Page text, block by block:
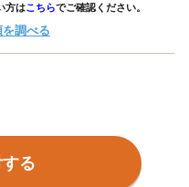
方はこちらでご確認ください。
を調べる
る